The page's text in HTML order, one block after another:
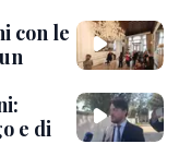
con le
e di